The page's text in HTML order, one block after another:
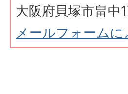
大阪府貝塚市畠
メールフォーム